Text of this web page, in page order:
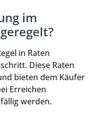
im
in Raten
Diese Raten
bieten dem Käufer
Erreichen
werden.